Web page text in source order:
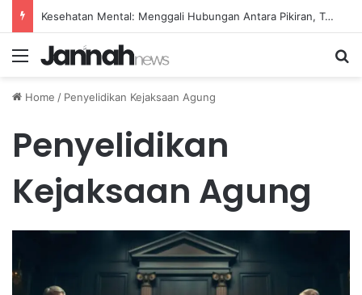
Kesehatan Mental: Menggali Hubungan Antara Pikiran, Tubuh, dan Emosi secara Mendalam
Menu
Home / Penyelidikan Kejaksaan Agung
Penyelidikan
Kejaksaan Agung